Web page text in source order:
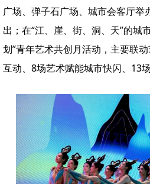
广场、弹子石广场、城市会客厅举
出；在“江、崖、街、洞、天”的城
划”青年艺术共创月活动，主要联
互动、8场艺术赋能城市快闪、13